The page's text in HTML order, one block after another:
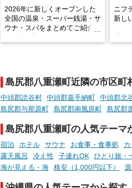
2026年に新しくオープンした
全国の温泉・スーパー銭湯・サ
ウナ・スパをまとめてご紹介！
います。
現地取材記事もあわせて紹介し
ていますので、気になる施設は
ぜひチェックして次のおでかけ
ね。
ニフ
新し
手相
める
時間
島尻郡八重瀬町近隣の市区町
中頭郡読谷村 中頭郡嘉手納町 中頭郡北
島尻郡与那原町
島尻郡南風原町 島尻郡
島尻郡八重瀬町の人気テーマ
宿泊 ホテル サウナ お食事・食事処
露天風呂
冷え性 子連れOK ひとり旅・
海が見える・海
格安（1,000円以下）